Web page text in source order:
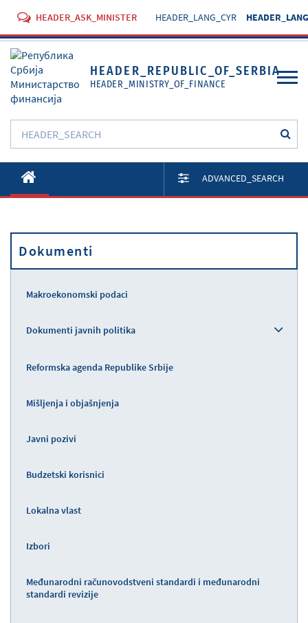
HEADER_ASK_MINISTER HEADER_LANG_CYR
HEADER_REPUBLIC_OF_SERBIA
HEADER_MINISTRY_OF_FINANCE
O Ministarstvu
Aktivnosti
Propisi
ADVANCED_SEARCH
Dokumenti
Makroekonomski podaci
Dokumenti javnih politika
Reformska agenda Republike Srbije
Mišljenja i objašnjenja
Javni pozivi
Budzetski korisnici
Lokalna vlast
Izbori
Međunarodni računovodstveni standardi i međunarodni
standardi revizije